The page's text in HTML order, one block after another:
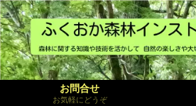
お問合せ
お気軽にどうぞ